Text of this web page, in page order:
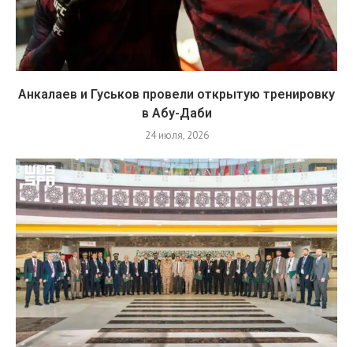
Анкалаев и Гуськов провели открытую тренировку
в Абу-Даби
24 июля, 2026